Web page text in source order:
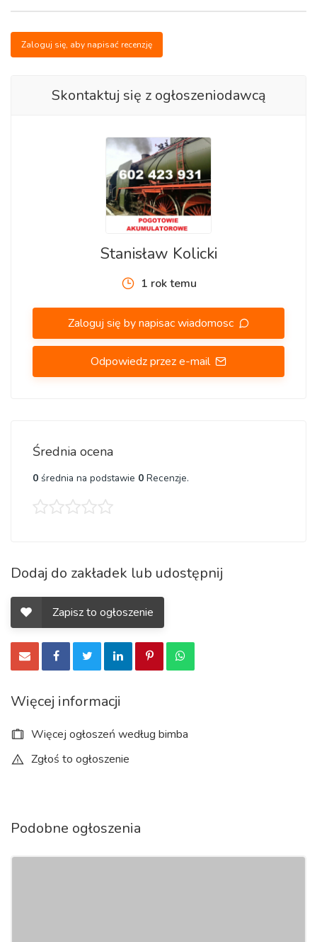
Zaloguj się, aby napisać recenzję
Skontaktuj się z ogłoszeniodawcą
Stanisław Kolicki
1 rok temu
Zaloguj się by napisac wiadomosc
Odpowiedz przez e-mail
Średnia ocena
0 średnia na podstawie 0 Recenzje.
Dodaj do zakładek lub udostępnij
Zapisz to ogłoszenie
Więcej informacji
Więcej ogłoszeń według bimba
Zgłoś to ogłoszenie
Podobne ogłoszenia